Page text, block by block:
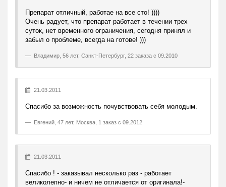
Препарат отличный, работае на все сто! ))))
Очень радует, что препарат работает в течении трех
суток, нет временного ограничения, сегодня принял и
забыл о проблеме, всегда на готове! )))
Владимир 56 лет, Санкт-Петербург, 22 заказа с 09.2010
21.03.2011
Спасибо за возможность почувствовать себя молодым.
Евгений 47 лет, Москва, 1 заказ с 09.2012
21.03.2011
Спасибо ! - заказывал несколько раз - работает
великолепно- и ничем не отличается от оригинала!-